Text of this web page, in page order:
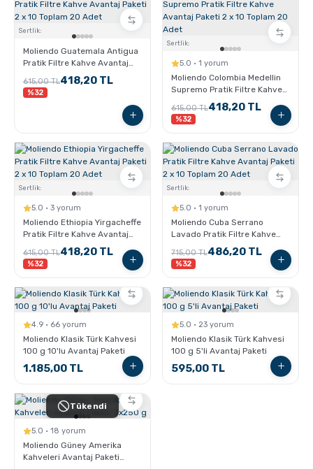
Sertlik:
Moliendo Guatemala Antigua
Pratik Filtre Kahve Avantaj
Paketi 2 x 10 Toplam 20 Adet
615,00 TL418,20 TL
%32
Sertlik:
5.0 · 1 yorum
Moliendo Colombia Medellin
Supremo Pratik Filtre Kahve
Avantaj Paketi 2 x 10 Toplam
20 Adet
615,00 TL418,20 TL
%32
Sertlik:
5.0 · 3 yorum
Moliendo Ethiopia Yirgacheffe
Pratik Filtre Kahve Avantaj
Paketi 2 x 10 Toplam 20 Adet
615,00 TL418,20 TL
%32
Sertlik:
5.0 · 1 yorum
Moliendo Cuba Serrano
Lavado Pratik Filtre Kahve
Avantaj Paketi 2 x 10 Toplam
20 Adet
715,00 TL486,20 TL
%32
4.9 · 66 yorum
Moliendo Klasik Türk Kahvesi
100 g 10'lu Avantaj Paketi
1.185,00 TL
5.0 · 23 yorum
Moliendo Klasik Türk Kahvesi
100 g 5'li Avantaj Paketi
595,00 TL
Tükendi
5.0 · 18 yorum
Moliendo Güney Amerika
Kahveleri Avantaj Paketi